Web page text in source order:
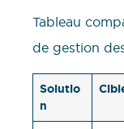
​​Tableau
de gestion
Solutio
n